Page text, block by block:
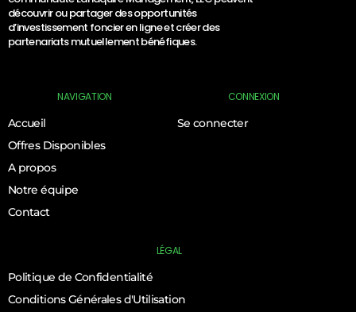
découvrir ou partager des opportunités
d’investissement foncier en ligne et créer des
partenariats mutuellement bénéfiques.
NAVIGATION
Accueil
Offres Disponibles
A propos
Notre équipe
Contact
CONNEXION
Se connecter
LÉGAL
Politique de Confidentialité
Conditions Générales d'Utilisation